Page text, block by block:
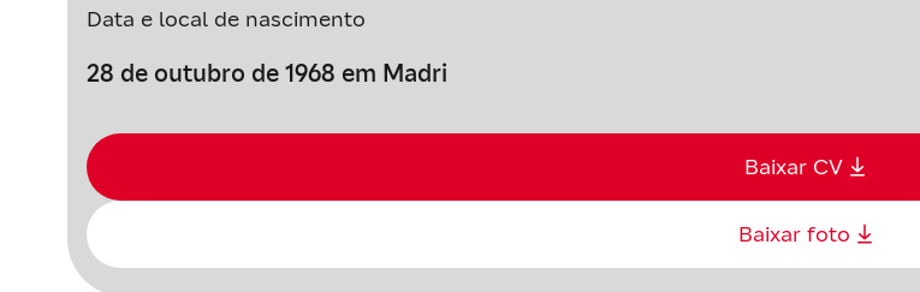
Data e local de nascimento
28 de outubro de 1968 em Madri
Baixar CV
Baixar foto